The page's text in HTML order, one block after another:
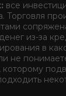
все
Торговля
из-за
в
не